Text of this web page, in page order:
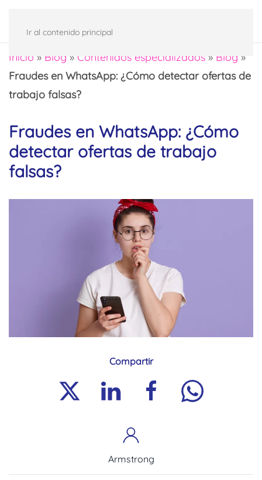
Ir al contenido principal
Inicio » Blog » Contenidos especializados » Blog »
Fraudes en WhatsApp: ¿Cómo detectar ofertas de
trabajo falsas?
Fraudes en WhatsApp: ¿Cómo
detectar ofertas de trabajo
falsas?
Compartir
Armstrong